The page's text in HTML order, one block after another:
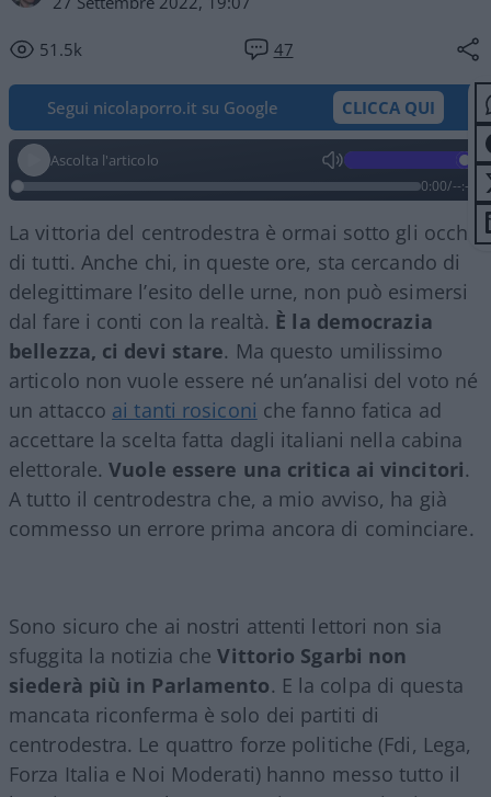
51.5k 47
Segui nicolaporro.it su Google CLICCA QUI
Ascolta l'articolo
0:00/--:--
La vittoria del centrodestra è ormai sotto gli occhi
di tutti. Anche chi, in queste ore, sta cercando di
delegittimare l’esito delle urne, non può esimersi
dal fare i conti con la realtà. È la democrazia
bellezza, ci devi stare. Ma questo umilissimo
articolo non vuole essere né un’analisi del voto né
un attacco ai tanti rosiconi che fanno fatica ad
accettare la scelta fatta dagli italiani nella cabina
elettorale.Vuole essere una critica ai vincitori.
A tutto il centrodestra che, a mio avviso, ha già
commesso un errore prima ancora di cominciare.
Sono sicuro che ai nostri attenti lettori non sia
sfuggita la notizia cheVittorio Sgarbi non
siederà più in Parlamento. E la colpa di questa
mancata riconferma è solo dei partiti di
centrodestra. Le quattro forze politiche (Fdi, Lega,
Forza Italia e Noi Moderati) hanno messo tutto il